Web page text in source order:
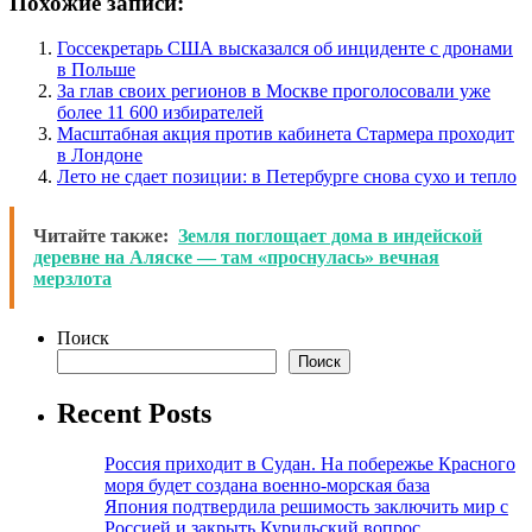
Госсекретарь США высказался об инциденте с дронами
в Польше
За глав своих регионов в Москве проголосовали уже
более 11 600 избирателей
Масштабная акция против кабинета Стармера проходит
в Лондоне
Лето не сдает позиции: в Петербурге снова сухо и тепло
Читайте также: Земля поглощает дома в индейской
деревне на Аляске — там «проснулась» вечная
мерзлота
Поиск
Поиск
Recent Posts
Россия приходит в Судан. На побережье Красного
моря будет создана военно-морская база
Япония подтвердила решимость заключить мир с
Россией и закрыть Курильский вопрос